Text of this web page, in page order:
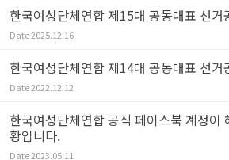
한국여성단체연합 제15대 공동대표 선거
Date2025.12.16
한국여성단체연합 제14대 공동대표 선거
Date2022.12.12
한국여성단체연합 공식 페이스북 계정이
황입니다.
Date2023.05.11